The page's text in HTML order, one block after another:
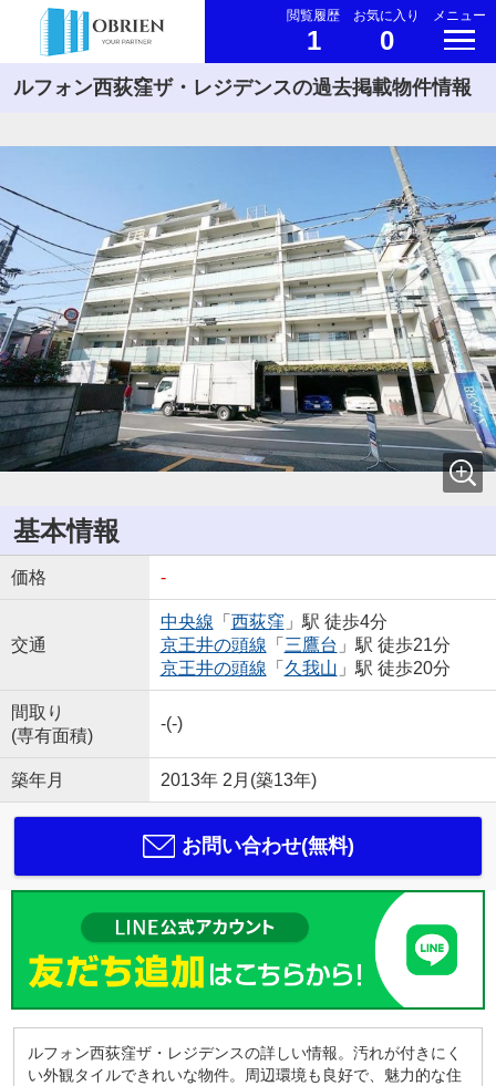
閲覧履歴
1
お気に入り
0
メニュー
ルフォン西荻窪ザ・レジデンスの過去掲載物件情報
基本情報
価格 -
交通
中央線 「 西荻窪 」駅 徒歩4分
京王井の頭線 「 三鷹台 」駅 徒歩21分
京王井の頭線 「 久我山 」駅 徒歩20分
間取り
(専有面積)
-(-)
築年月 2013年 2月(築13年)
お問い合わせ(無料)
ルフォン西荻窪ザ・レジデンスの詳しい情報。汚れが付きにく
い外観タイルできれいな物件。周辺環境も良好で、魅力的な住